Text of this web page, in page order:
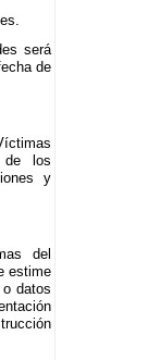
será
de
de los
y
del
estime
datos